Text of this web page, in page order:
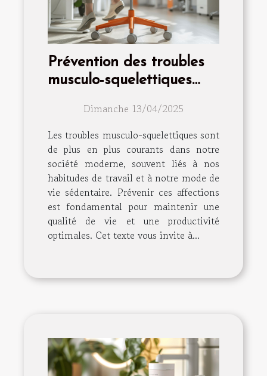
Prévention des troubles
musculo-squelettiques
Dimanche 13/04/2025
Les troubles musculo-squelettiques sont
de plus en plus courants dans notre
société moderne, souvent liés à nos
habitudes de travail et à notre mode de
vie sédentaire. Prévenir ces affections
est fondamental pour maintenir une
qualité de vie et une productivité
optimales. Cet texte vous invite à...